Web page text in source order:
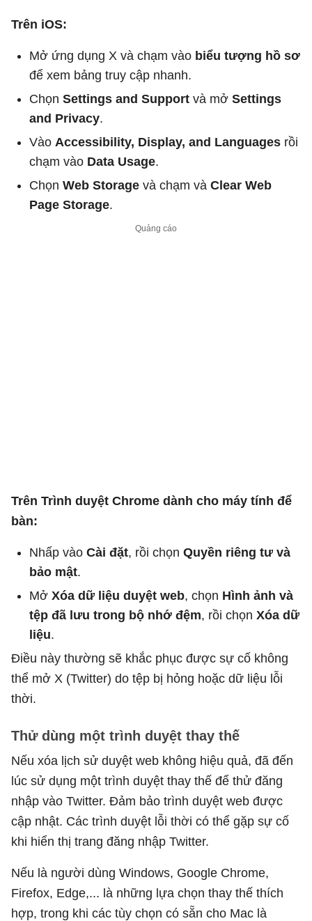
Trên iOS:
Mở ứng dụng X và chạm vào biểu tượng hồ sơ
để xem bảng truy cập nhanh.
Chọn Settings and Support và mở Settings
and Privacy.
Vào Accessibility, Display, and Languages rồi
chạm vào Data Usage.
Chọn Web Storage và chạm và Clear Web
Page Storage.
Trên Trình duyệt Chrome dành cho máy tính để
bàn:
Nhấp vào Cài đặt, rồi chọn Quyền riêng tư và
bảo mật.
Mở Xóa dữ liệu duyệt web, chọn Hình ảnh và
tệp đã lưu trong bộ nhớ đệm, rồi chọn Xóa dữ
liệu.
Điều này thường sẽ khắc phục được sự cố không
thể mở X (Twitter) do tệp bị hỏng hoặc dữ liệu lỗi
thời.
Thử dùng một trình duyệt thay thế
Nếu xóa lịch sử duyệt web không hiệu quả, đã đến
lúc sử dụng một trình duyệt thay thế để thử đăng
nhập vào Twitter. Đảm bảo trình duyệt web được
cập nhật. Các trình duyệt lỗi thời có thể gặp sự cố
khi hiển thị trang đăng nhập Twitter.
Nếu là người dùng Windows, Google Chrome,
Firefox, Edge,... là những lựa chọn thay thế thích
hợp, trong khi các tùy chọn có sẵn cho Mac là